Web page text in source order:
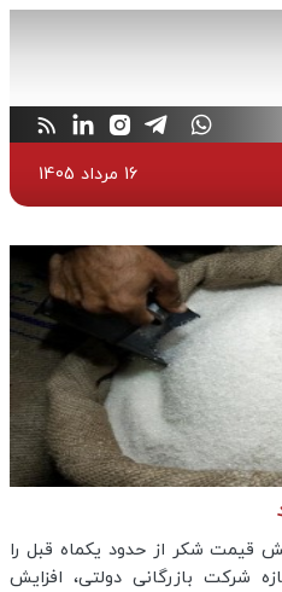
16 مرداد 1405
قیمت شکر از حدود یکماه قبل را
شرکت بازرگانی دولتی، افزایش